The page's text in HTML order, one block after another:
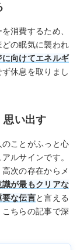
消費するため、
の眠気に襲われ
向けてエネルギ
休息を取りまし
思い出す
ことがふっと心
ルサインです。
次の存在からメ
識が最もクリアな
要な伝言と言える
ちらの記事で深